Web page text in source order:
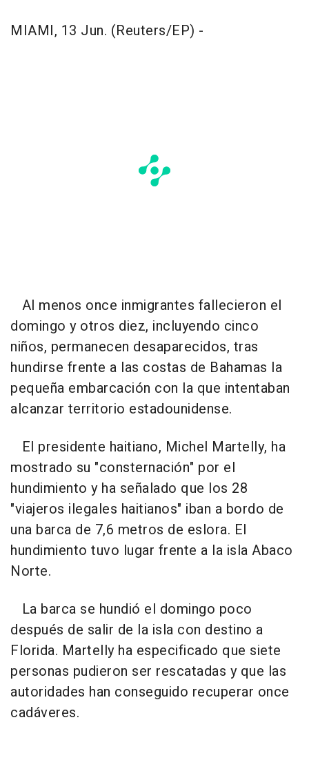
MIAMI, 13 Jun. (Reuters/EP) -
Al menos once inmigrantes fallecieron el
domingo y otros diez, incluyendo cinco
niños, permanecen desaparecidos, tras
hundirse frente a las costas de Bahamas la
pequeña embarcación con la que intentaban
alcanzar territorio estadounidense.
El presidente haitiano, Michel Martelly, ha
mostrado su "consternación" por el
hundimiento y ha señalado que los 28
"viajeros ilegales haitianos" iban a bordo de
una barca de 7,6 metros de eslora. El
hundimiento tuvo lugar frente a la isla Abaco
Norte.
La barca se hundió el domingo poco
después de salir de la isla con destino a
Florida. Martelly ha especificado que siete
personas pudieron ser rescatadas y que las
autoridades han conseguido recuperar once
cadáveres.